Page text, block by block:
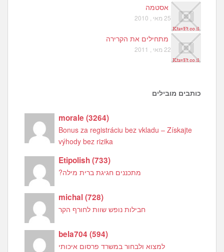
אסטמה
25 מאי , 2010
מתחילים את הקרירה
22 מאי , 2011
כותבים מובילים
morale(3264)
Bonus za registráciu bez vkladu – Získajte
výhody bez rizika
Etipolish(733)
מתכננים חגיגת ברית מילה?
michal(728)
חבילות נופש שוות לחורף הקר
bela704(594)
למצוא ולבחור במשרד פרסום איכותי